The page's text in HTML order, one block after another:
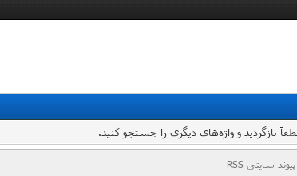
بازگردید و واژه‌های دیگری را جستجو کنید.
پیوند سایتی RSS